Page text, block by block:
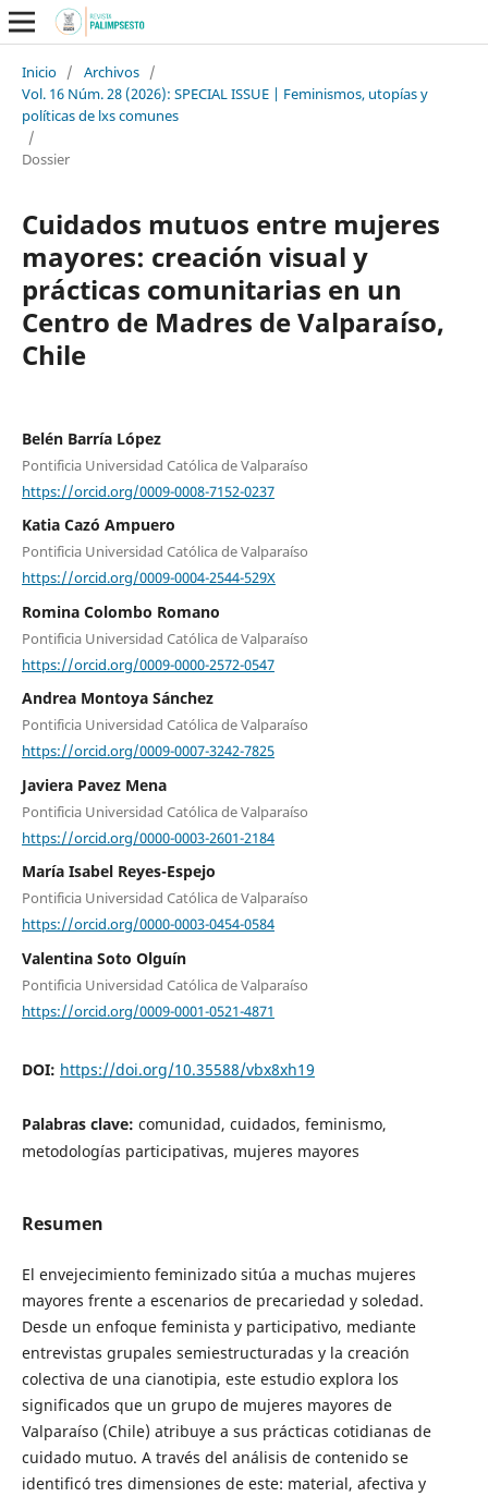
Inicio / Archivos /
Vol. 16 Núm. 28 (2026): SPECIAL ISSUE | Feminismos, utopías y
políticas de lxs comunes
/
Dossier
Cuidados mutuos entre mujeres
mayores: creación visual y
prácticas comunitarias en un
Centro de Madres de Valparaíso,
Chile
Belén Barría López
Pontificia Universidad Católica de Valparaíso
https://orcid.org/0009-0008-7152-0237
Katia Cazó Ampuero
Pontificia Universidad Católica de Valparaíso
https://orcid.org/0009-0004-2544-529X
Romina Colombo Romano
Pontificia Universidad Católica de Valparaíso
https://orcid.org/0009-0000-2572-0547
Andrea Montoya Sánchez
Pontificia Universidad Católica de Valparaíso
https://orcid.org/0009-0007-3242-7825
Javiera Pavez Mena
Pontificia Universidad Católica de Valparaíso
https://orcid.org/0000-0003-2601-2184
María Isabel Reyes-Espejo
Pontificia Universidad Católica de Valparaíso
https://orcid.org/0000-0003-0454-0584
Valentina Soto Olguín
Pontificia Universidad Católica de Valparaíso
https://orcid.org/0009-0001-0521-4871
DOI: https://doi.org/10.35588/vbx8xh19
Palabras clave: comunidad, cuidados, feminismo,
metodologías participativas, mujeres mayores
Resumen
El envejecimiento feminizado sitúa a muchas mujeres
mayores frente a escenarios de precariedad y soledad.
Desde un enfoque feminista y participativo, mediante
entrevistas grupales semiestructuradas y la creación
colectiva de una cianotipia, este estudio explora los
significados que un grupo de mujeres mayores de
Valparaíso (Chile) atribuye a sus prácticas cotidianas de
cuidado mutuo. A través del análisis de contenido se
identificó tres dimensiones de este: material, afectiva y